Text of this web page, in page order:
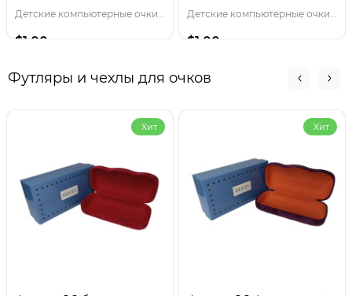
Детские компьютерные очки 1666 желто-голубы
$1.00
Детские компьютерные очки 1666 красно-розов
$1.00
Футляры и чехлы для очков
Хит Хит